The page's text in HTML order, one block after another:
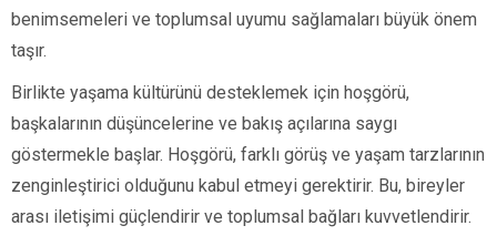
benimsemeleri ve toplumsal uyumu sağlamaları büyük önem
taşır.
Birlikte yaşama kültürünü desteklemek için hoşgörü,
başkalarının düşüncelerine ve bakış açılarına saygı
göstermekle başlar. Hoşgörü, farklı görüş ve yaşam tarzlarının
zenginleştirici olduğunu kabul etmeyi gerektirir. Bu, bireyler
arası iletişimi güçlendirir ve toplumsal bağları kuvvetlendirir.